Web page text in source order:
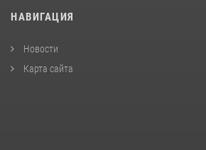
НАВИГАЦИЯ
Новости
Карта сайта